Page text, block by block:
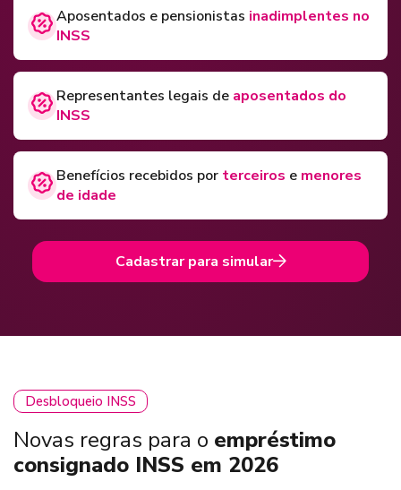
Aposentados e pensionistas inadimplentes no
INSS
Representantes legais de aposentados do
INSS
Benefícios recebidos por terceiros e menores
de idade
Cadastrar para simular
Desbloqueio INSS
Novas regras para o empréstimo
consignado INSS em 2026